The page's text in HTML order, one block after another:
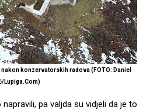
konzervatorskih radova (FOTO: Daniel
Lupiga.Com)
pa valjda su vidjeli da je to